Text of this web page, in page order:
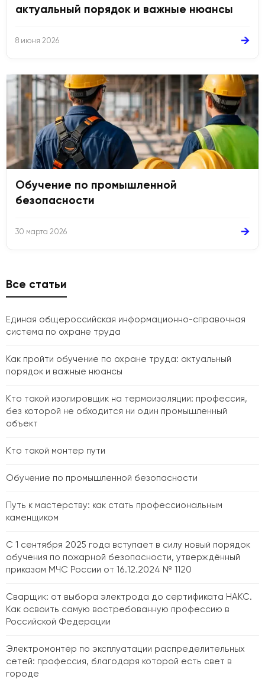
Все статьи
Единая общероссийская информационно-справочная
система по охране труда
Как пройти обучение по охране труда: актуальный
порядок и важные нюансы
Кто такой изолировщик на термоизоляции: профессия,
без которой не обходится ни один промышленный
объект
Кто такой монтер пути
Обучение по промышленной безопасности
Путь к мастерству: как стать профессиональным
каменщиком
С 1 сентября 2025 года вступает в силу новый порядок
обучения по пожарной безопасности, утверждённый
приказом МЧС России от 16.12.2024 № 1120
Сварщик: от выбора электрода до сертификата НАКС.
Как освоить самую востребованную профессию в
Российской Федерации
Электромонтёр по эксплуатации распределительных
сетей: профессия, благодаря которой есть свет в
городе
актуальный порядок и важные нюансы
8 июня 2026 →
Обучение по промышленной
безопасности
30 марта 2026 →